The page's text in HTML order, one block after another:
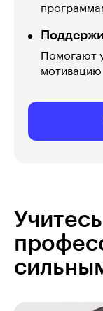
Помогают
мотивацию